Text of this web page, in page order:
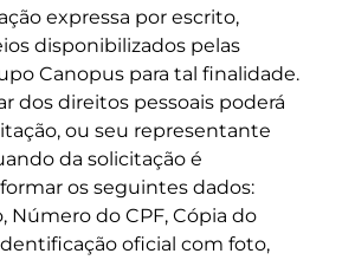
expressa por escrito,
disponibilizados pelas
Canopus para tal finalidade.
dos direitos pessoais poderá
ou seu representante
da solicitação é
os seguintes dados:
Número do CPF, Cópia do
oficial com foto,